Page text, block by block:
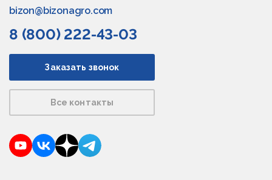
bizon@bizonagro.com
8 (800) 222-43-03
Заказать звонок
Все контакты
YouTubeVKontakte
DzenTelegram